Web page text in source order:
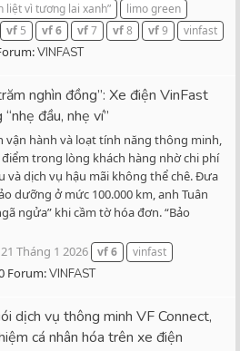
liệt vì tương lai xanh”
limo green
vf 5 vf6 vf7 vf8 vf9
vinfast
VINFAST
nghìn đồng”: Xe điện VinFast
đầu, nhẹ ví”
vận hành và loạt tính năng thông minh,
trong lòng khách hàng nhờ chi phí
và dịch vụ hậu mãi không thể chê. Đưa
dưỡng ở mức 100.000 km, anh Tuân
ngửa” khi cầm tờ hóa đơn. “Bảo
21 Tháng 1 2026 vf6
vinfast
Forum:VINFAST
dịch vụ thông minh VF Connect,
cá nhân hóa trên xe điện